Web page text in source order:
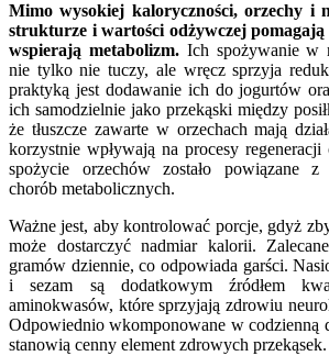
Mimo wysokiej kaloryczności, orzechy i
strukturze i wartości odżywczej
wspierają metabolizm.Ich spożywanie w
nie tylko nie tuczy, ale wręcz sprzyja
praktyką jest dodawanie ich do jogurtów
ich samodzielnie jako przekąski między
że tłuszcze zawarte w orzechach mają
korzystnie wpływają na procesy regeneracji
spożycie orzechów zostało powiązane
chorób metabolicznych.
Ważne jest, aby kontrolować porcje, gdyż
może dostarczyć nadmiar kalorii.
gramów dziennie, co odpowiada garści.
i sezam są dodatkowym źródłem
aminokwasów, które sprzyjają zdrowiu
Odpowiednio wkomponowane w codzienną
stanowią cenny element zdrowych przekąsek.